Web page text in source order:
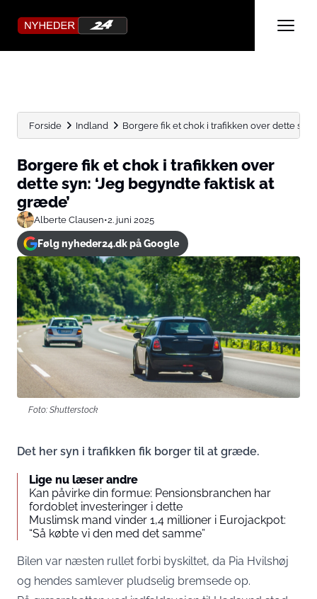
Forside Indland Borgere fik et chok i trafikken over dette syn:
Borgere fik et chok i trafikken over
dette syn: ‘Jeg begyndte faktisk at
græde’
Alberte Clausen•2. juni 2025
Følg nyheder24.dk på Google
Foto: Shutterstock
Det her syn i trafikken fik borger til at græde.
Lige nu læser andre
Kan påvirke din formue: Pensionsbranchen har
fordoblet investeringer i dette
Muslimsk mand vinder 1,4 millioner i Eurojackpot:
“Så købte vi den med det samme”
Bilen var næsten rullet forbi byskiltet, da Pia Hvilshøj
og hendes samlever pludselig bremsede op.